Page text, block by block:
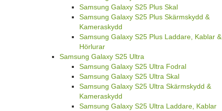
Samsung Galaxy S25 Plus Skal
Samsung Galaxy S25 Plus Skärmskydd &
Kameraskydd
Samsung Galaxy S25 Plus Laddare, Kablar &
Hörlurar
Samsung Galaxy S25 Ultra
Samsung Galaxy S25 Ultra Fodral
Samsung Galaxy S25 Ultra Skal
Samsung Galaxy S25 Ultra Skärmskydd &
Kameraskydd
Samsung Galaxy S25 Ultra Laddare, Kablar